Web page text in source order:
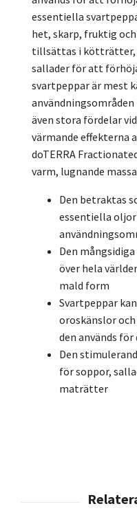
essentiella
het, skarp, fruktig
tillsättas i kötträtter,
sallader för att
svartpeppar är mest
även stora fördelar
värmande effekterna
doTERRA
varm, lugnande
Den betraktas
essentiella
Den
över hela
mald form
Svartpeppar
oroskänslor
den används
Den
för soppor,
maträtter